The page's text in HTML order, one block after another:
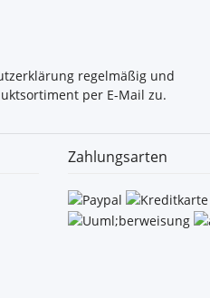
regelmäßig und
per E-Mail zu.
Zahlungsarten